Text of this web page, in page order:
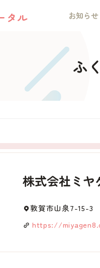
タル お知らせ
ふ
株式会社ミヤ
敦賀市山泉7-15-3
https://